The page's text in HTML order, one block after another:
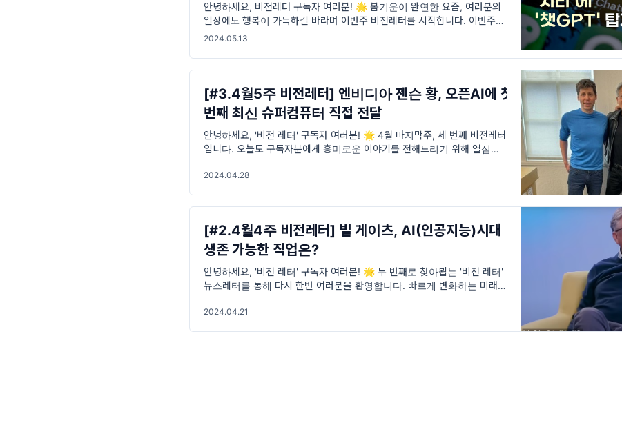
안녕하세요, 비전레터 구독자 여러분! 🌟 봄기운이 완연한 요즘, 여러분의
일상에도 행복이 가득하길 바라며 이번주 비전레터를 시작합니다. 이번주도
여러분과 함께 최신 기술 동향과 흥
2024.05.13
[#3.4월5주 비전레터] 엔비디아 젠슨 황, 오픈AI에 첫
번째 최신 슈퍼컴퓨터 직접 전달
안녕하세요, '비전 레터' 구독자 여러분! 🌟 4월 마지막주, 세 번째 비전레터
입니다. 오늘도 구독자분에게 흥미로운 이야기를 전해드리기 위해 열심히 준
2024.04.28
[#2.4월4주 비전레터] 빌 게이츠, AI(인공지능)시대
생존 가능한 직업은?
안녕하세요, '비전 레터' 구독자 여러분! 🌟 두 번째로 찾아뵙는 '비전 레터'
뉴스레터를 통해 다시 한번 여러분을 환영합니다. 빠르게 변화하는 미래를
2024.04.21